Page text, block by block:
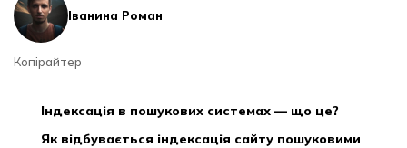
Іванина Роман
Копірайтер
індексація в пошукових системах — що це?
як відбувається індексація сайту пошуковими